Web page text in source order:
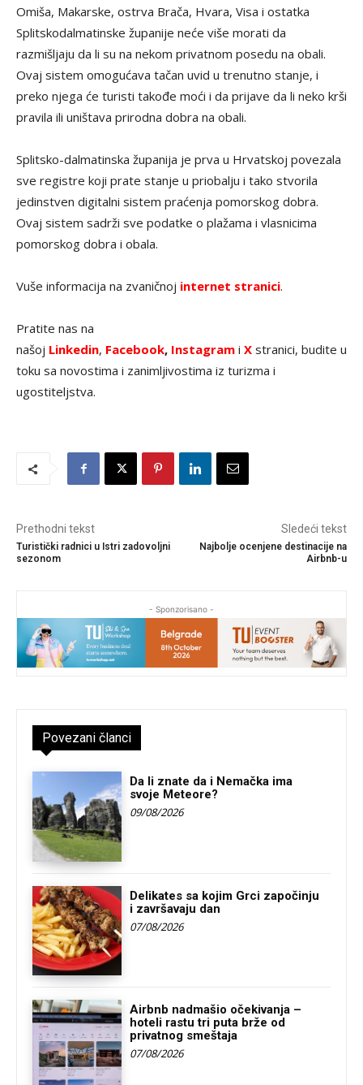
Omiša, Makarske, ostrva Brača, Hvara, Visa i ostatka
Splitskodalmatinske županije neće više morati da
razmišljaju da li su na nekom privatnom posedu na obali.
Ovaj sistem omogućava tačan uvid u trenutno stanje, i
preko njega će turisti takođe moći i da prijave da li neko krši
pravila ili uništava prirodna dobra na obali.
Splitsko-dalmatinska županija je prva u Hrvatskoj povezala
sve registre koji prate stanje u priobalju i tako stvorila
jedinstven digitalni sistem praćenja pomorskog dobra.
Ovaj sistem sadrži sve podatke o plažama i vlasnicima
pomorskog dobra i obala.
Vuše informacija na zvaničnoj internet stranici.
Pratite nas na
našoj Linkedin, Facebook, Instagram i X stranici, budite u
toku sa novostima i zanimljivostima iz turizma i
ugostiteljstva.
Prethodni tekst
Turistički radnici u Istri zadovoljni
sezonom
Sledeći tekst
Najbolje ocenjene destinacije na
Airbnb-u
- Sponzorisano -
Povezani članci
Da li znate da i Nemačka ima
svoje Meteore?
09/08/2026
Delikates sa kojim Grci započinju
i završavaju dan
07/08/2026
Airbnb nadmašio očekivanja –
hoteli rastu tri puta brže od
privatnog smeštaja
07/08/2026